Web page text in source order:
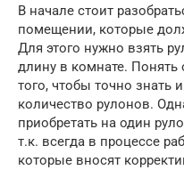
В начале стоит
помещении, которые
Для этого нужно взять
длину в комнате.
того, чтобы точно знать
количество рулонов.
приобретать на один
т.к. всегда в процессе
которые вносят